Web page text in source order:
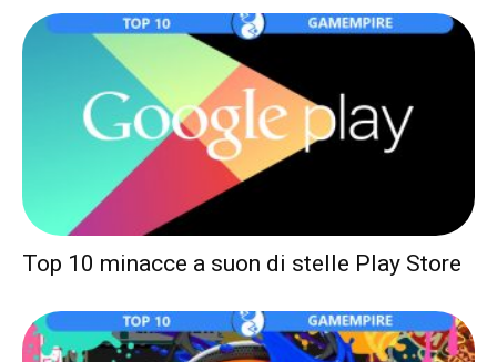
Top 10 minacce a suon di stelle Play Store